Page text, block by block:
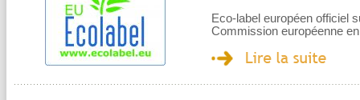
Eco-label européen officiel
Commission européenne